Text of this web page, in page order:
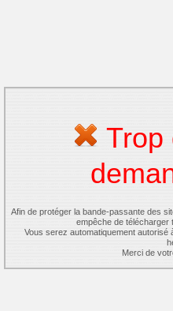
Trop
Afin de protéger la bande-passante des
empêche de télécharger
Vous serez automatiquement
Merci de